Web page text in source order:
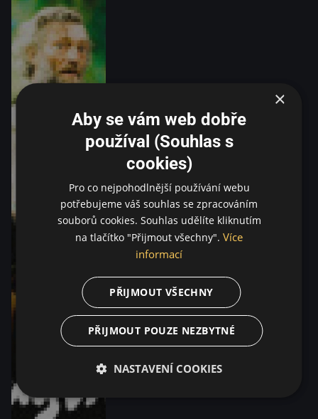
×
Aby se vám web dobře
používal (Souhlas s
cookies)
Pro co nejpohodlnější používání webu
potřebujeme váš souhlas se zpracováním
souborů cookies. Souhlas udělíte kliknutím
na tlačítko "Přijmout všechny". Více
informací
PŘIJMOUT VŠECHNY
PŘIJMOUT POUZE NEZBYTNÉ
NASTAVENÍ COOKIES